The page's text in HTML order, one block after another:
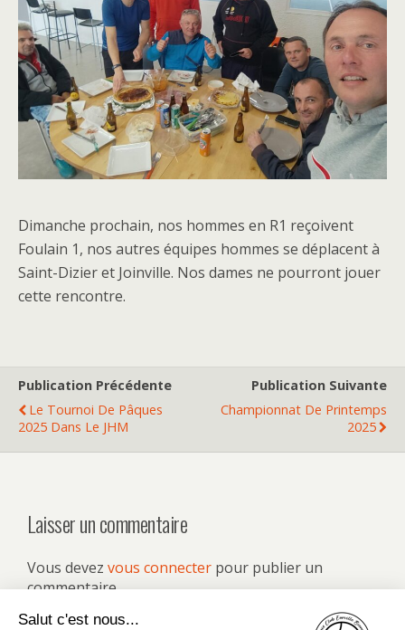
Dimanche prochain, nos hommes en R1 reçoivent
Foulain 1, nos autres équipes hommes se déplacent à
Saint-Dizier et Joinville. Nos dames ne pourront jouer
cette rencontre.
Publication Précédente
Le Tournoi De Pâques
2025 Dans Le JHM
Publication Suivante
Championnat De Printemps
2025
Laisser un commentaire
Vous devez vous connecter pour publier un
commentaire.